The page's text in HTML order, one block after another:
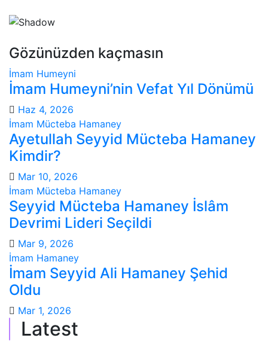
Gözünüzden kaçmasın
İmam Humeyni
İmam Humeyni’nin Vefat Yıl Dönümü
Haz 4, 2026
İmam Mücteba Hamaney
Ayetullah Seyyid Mücteba Hamaney
Kimdir?
Mar 10, 2026
İmam Mücteba Hamaney
Seyyid Mücteba Hamaney İslâm
Devrimi Lideri Seçildi
Mar 9, 2026
İmam Hamaney
İmam Seyyid Ali Hamaney Şehid
Oldu
Mar 1, 2026
Latest